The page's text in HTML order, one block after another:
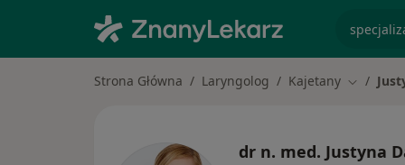
Strona Główna Laryngolog Kajetany Zmień
dr n. med. Justyna